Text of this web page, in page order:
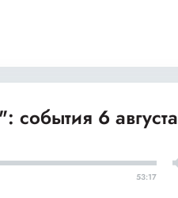
события 6 августа
53:17